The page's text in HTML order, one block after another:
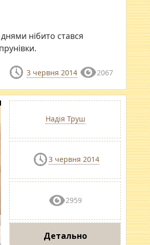
нібито стався
3 червня 2014 2067
Надія Труш
3 червня 2014
2959
Детально